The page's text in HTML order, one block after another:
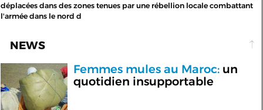
déplacées dans des zones tenues par une rébellion locale combattant
l'armée dans le nord d
NEWS
Femmes mules au Maroc:un
quotidien insupportable